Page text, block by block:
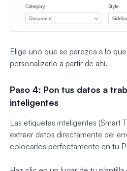
Elige uno que se parezca a lo
personalizarlo a partir de ahí.
Paso 4: Pon tus datos a
inteligentes
Las etiquetas inteligentes (Smart
extraer datos directamente del
colocarlos perfectamente en tu